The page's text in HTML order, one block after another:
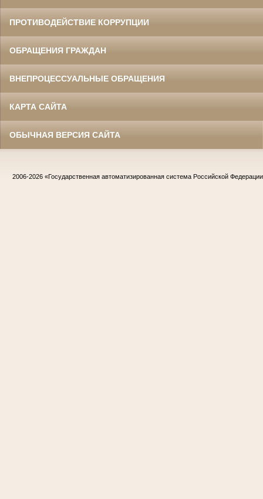
ПРОТИВОДЕЙСТВИЕ КОРРУПЦИИ
ОБРАЩЕНИЯ ГРАЖДАН
ВНЕПРОЦЕССУАЛЬНЫЕ ОБРАЩЕНИЯ
КАРТА САЙТА
ОБЫЧНАЯ ВЕРСИЯ САЙТА
2006-2026 «Государственная автоматизированная система Российской